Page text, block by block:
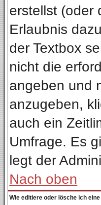
erstellst (oder
Erlaubnis
der Textbox
nicht die
angeben und
anzugeben,
auch ein
Umfrage. Es
legt der
Nach oben
Wie editiere oder lösche ich